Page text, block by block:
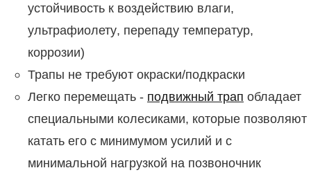
устойчивость к воздействию влаги,
ультрафиолету, перепаду температур,
коррозии)
Трапы не требуют окраски/подкраски
Легко перемещать - подвижный трап обладает
специальными колесиками, которые позволяют
катать его с минимумом усилий и с
минимальной нагрузкой на позвоночник